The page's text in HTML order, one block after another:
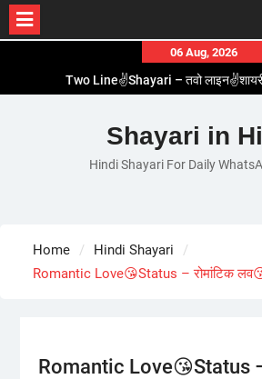
content
06 Aug, 2026
Two Line✌️Shayari – तवो
Romantic Love😽Status – रोमांटिक
Love🥳Poetry In Hindi – लव🥳पोएट्री इन
1 Line☝️Shayari In Hindi – १ लाइन☝️शायरी
Shayari in
Hindi Shayari For Daily
Home
Hindi Shayari
Romantic Love😘Status – रोमांटिक
Romantic Love😘Status –